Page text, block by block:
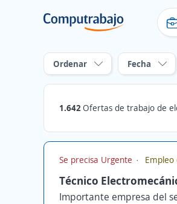
Ordenar Fecha
1.642Ofertas de trabajo de
Se precisa Urgente Empleo
Técnico
Importante empresa del